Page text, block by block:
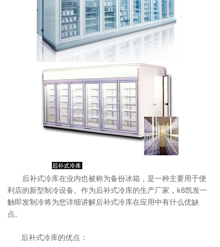
后补式冷库在业内也被称为备份冰箱，是一种主要用于便
利店的新型制冷设备。作为后补式冷库的生产厂家，k8凯发一
触即发制冷将为您详细讲解后补式冷库在应用中有什么优缺
点。
后补式冷库的优点：